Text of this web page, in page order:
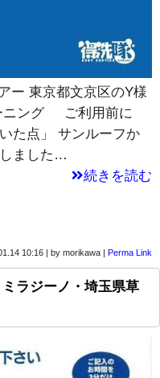
ー 東京都文京区のY様
ニング ご利用前に
た点」 サンルーフか
ました…
続きを読む
10:16 by morikawa Perma Link
ラジーノ・埼玉県草